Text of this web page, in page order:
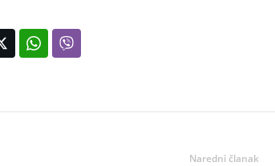
Naredni članak